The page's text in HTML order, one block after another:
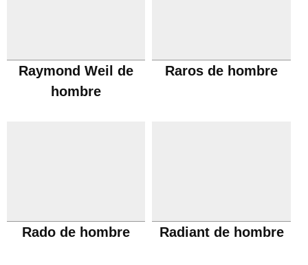
Raymond Weil de
hombre
Raros de hombre
Rado de hombre Radiant de hombre